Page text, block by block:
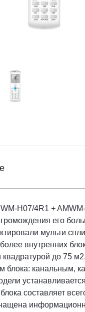
KingHome
LG
H07/4R1 +
его
мульти
внутренних
до 75
блока: канальным,
составляет